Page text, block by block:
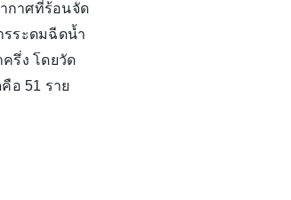
กาศที่ร้อนจัด
รระดมฉีดน้ำ
รึ่ง โดยวัด
อ 51 ราย